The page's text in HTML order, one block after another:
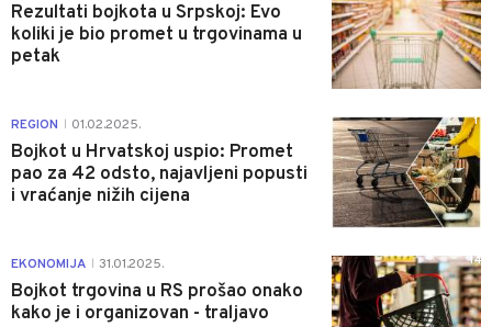
Rezultati bojkota u Srpskoj: Evo
koliki je bio promet u trgovinama u
petak
REGION 01.02.2025.
Bojkot u Hrvatskoj uspio: Promet
pao za 42 odsto, najavljeni popusti
i vraćanje nižih cijena
1
EKONOMIJA 31.01.2025.
Bojkot trgovina u RS prošao onako
kako je i organizovan - traljavo
14